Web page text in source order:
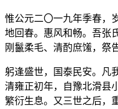
惟公元二〇一九年季春，
地回春。惠风和畅。吾张
刚鬣柔毛、清酌庶馐，祭
躬逢盛世，国泰民安。凡
清雍正初年，自豫北滑县
繁衍生息。又三世之后，